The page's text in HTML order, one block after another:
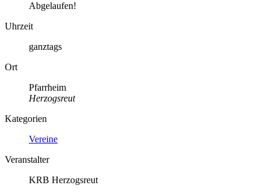
Abgelaufen!
Uhrzeit
ganztags
Ort
Pfarrheim
Herzogsreut
Kategorien
Vereine
Veranstalter
KRB Herzogsreut